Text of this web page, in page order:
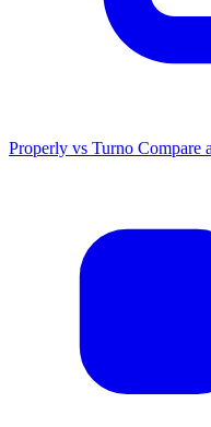
Properly vs Turno Compare